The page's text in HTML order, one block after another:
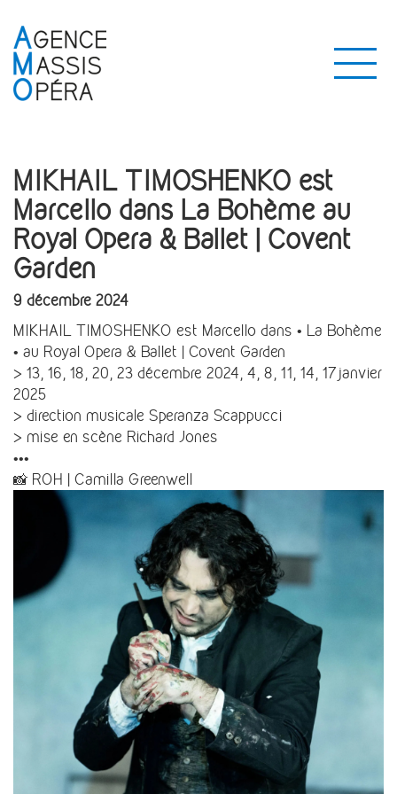
MIKHAIL TIMOSHENKO est
Marcello dans La Bohème au
Royal Opera & Ballet | Covent
Garden
9 décembre 2024
MIKHAIL TIMOSHENKO est Marcello dans • La Bohème
• au Royal Opera & Ballet | Covent Garden
> 13, 16, 18, 20, 23 décembre 2024, 4, 8, 11, 14, 17janvier
2025
> direction musicale Speranza Scappucci
> mise en scène Richard Jones
•••
📸 ROH | Camilla Greenwell